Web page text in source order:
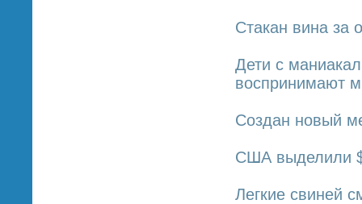
Стакан вина за
Дети с
воспринимают
Создан новый
США выделили
Легкие свиней